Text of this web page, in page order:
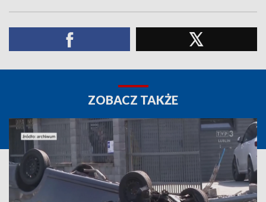
ZOBACZ TAKŻE